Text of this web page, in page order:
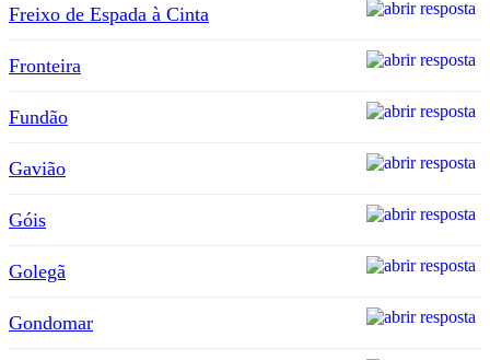
Freixo de Espada à Cinta
Fronteira
Fundão
Gavião
Góis
Golegã
Gondomar